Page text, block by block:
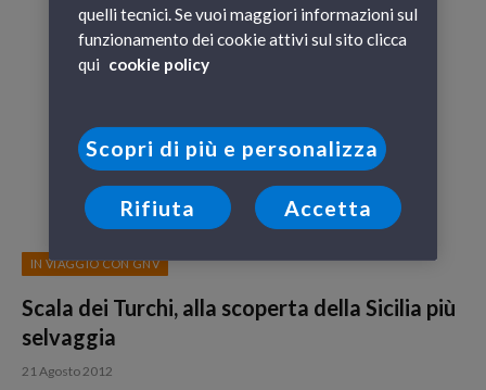
IN VIAGGIO CON GNV
Scala dei Turchi, alla scoperta della Sicilia più
selvaggia
21 Agosto 2012
quelli tecnici. Se vuoi maggiori informazioni sul
funzionamento dei cookie attivi sul sito clicca
qui cookie policy
Scopri di più e personalizza
Rifiuta Accetta